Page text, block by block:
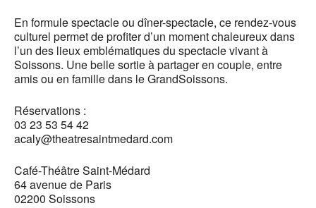
En formule spectacle ou dîner-spectacle, ce rendez-vous
culturel permet de profiter d’un moment chaleureux dans
l’un des lieux emblématiques du spectacle vivant à
Soissons. Une belle sortie à partager en couple, entre
amis ou en famille dans le GrandSoissons.
Réservations :
03 23 53 54 42
acaly@theatresaintmedard.com
Café-Théâtre Saint-Médard
64 avenue de Paris
02200 Soissons